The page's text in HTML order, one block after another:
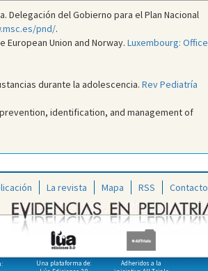
del Gobierno para el Plan Nacional
pnd/.
Union and Norway. Luxembourg: Office
durante la adolescencia. Rev Pediatría
identification, and management of
La revista Mapa RSS Contacto
Una plataforma de:
Adheridos a la